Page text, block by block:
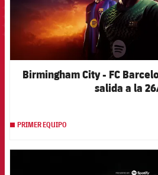
Birmingham City - FC
salida a la
PRIMER EQUIPO